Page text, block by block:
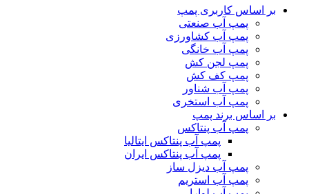
بر اساس کاربری پمپ
پمپ آب صنعتی
پمپ آب کشاورزی
پمپ آب خانگی
پمپ لجن کش
پمپ کف کش
پمپ آب شناور
پمپ آب استخری
بر اساس برند پمپ
پمپ آب پنتاکس
پمپ آب پنتاکس ایتالیا
پمپ آب پنتاکس ایران
پمپ آب دیزل ساز
پمپ آب استریم